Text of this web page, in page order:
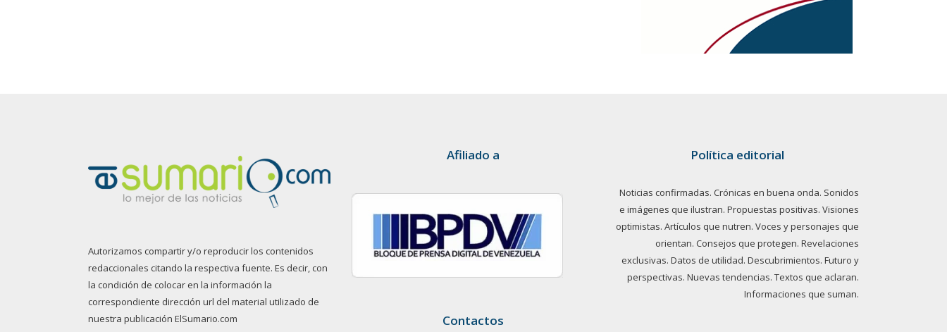
Autorizamos compartir y/o reproducir los contenidos
redaccionales citando la respectiva fuente. Es decir, con
la condición de colocar en la información la
correspondiente dirección url del material utilizado de
nuestra publicación ElSumario.com
Afiliado a
Contactos
Política editorial
Noticias confirmadas. Crónicas en buena onda. Sonidos
e imágenes que ilustran. Propuestas positivas. Visiones
optimistas. Artículos que nutren. Voces y personajes que
orientan. Consejos que protegen. Revelaciones
exclusivas. Datos de utilidad. Descubrimientos. Futuro y
perspectivas. Nuevas tendencias. Textos que aclaran.
Informaciones que suman.